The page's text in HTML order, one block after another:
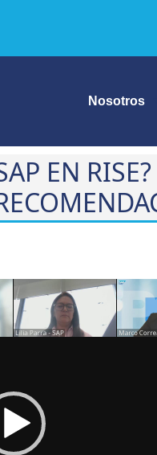
Nosotros
EN